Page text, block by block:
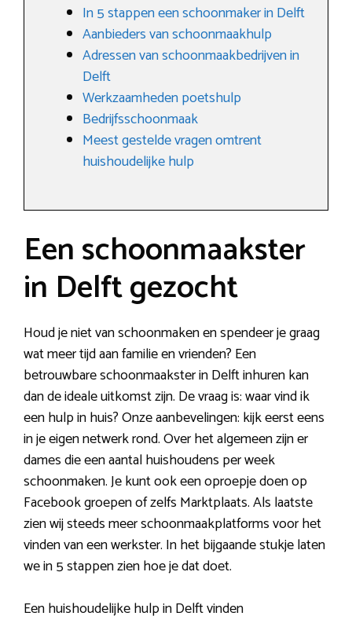
In 5 stappen een schoonmaker in Delft
Aanbieders van schoonmaakhulp
Adressen van schoonmaakbedrijven in
Delft
Werkzaamheden poetshulp
Bedrijfsschoonmaak
Meest gestelde vragen omtrent
huishoudelijke hulp
Een schoonmaakster
in Delft gezocht
Houd je niet van schoonmaken en spendeer je graag
wat meer tijd aan familie en vrienden? Een
betrouwbare schoonmaakster in Delft inhuren kan
dan de ideale uitkomst zijn. De vraag is: waar vind ik
een hulp in huis? Onze aanbevelingen: kijk eerst eens
in je eigen netwerk rond. Over het algemeen zijn er
dames die een aantal huishoudens per week
schoonmaken. Je kunt ook een oproepje doen op
Facebook groepen of zelfs Marktplaats. Als laatste
zien wij steeds meer schoonmaakplatforms voor het
vinden van een werkster. In het bijgaande stukje laten
we in 5 stappen zien hoe je dat doet.
Een huishoudelijke hulp in Delft vinden